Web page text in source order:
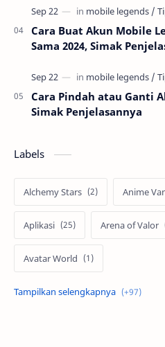
Cara Buat Akun Mobile
Sama 2024, Simak
Cara Pindah atau Ganti
Simak Penjelasannya
Labels
Alchemy Stars Anime
Aplikasi Arena of Valor
Avatar World
Axis Berita